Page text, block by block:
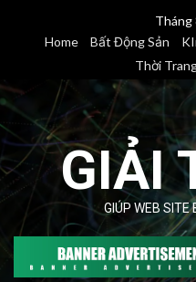
Tháng
Home
Bất Động Sản
Thời
GIẢI
GIÚP WEB SITE